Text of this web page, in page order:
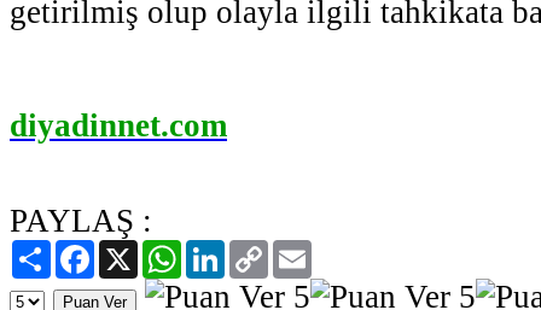
getirilmiş olup olayla ilgili tahkikata
diyadinnet.com
PAYLAŞ :
PaylaşFacebook
X WhatsAppLinkedIn
Copy
Link